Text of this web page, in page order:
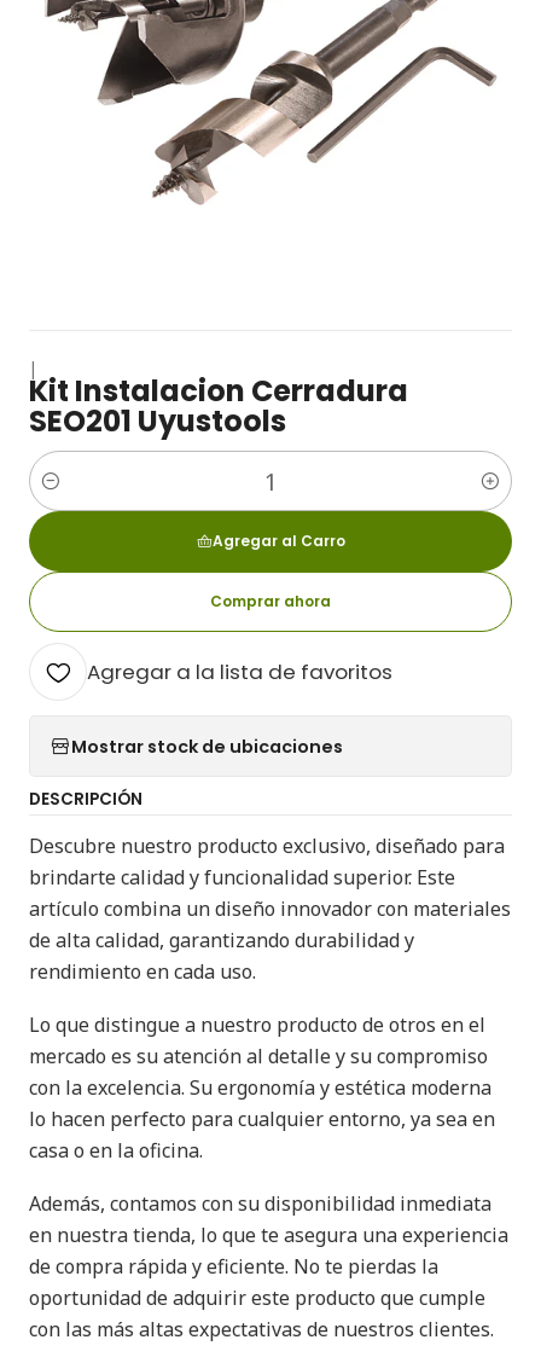
|
Kit Instalacion Cerradura
SEO201 Uyustools
Cantidad
Agregar al Carro
Comprar ahora
Agregar a la lista de favoritos
Mostrar stock de ubicaciones
DESCRIPCIÓN
Descubre nuestro producto exclusivo, diseñado para
brindarte calidad y funcionalidad superior. Este
artículo combina un diseño innovador con materiales
de alta calidad, garantizando durabilidad y
rendimiento en cada uso.
Lo que distingue a nuestro producto de otros en el
mercado es su atención al detalle y su compromiso
con la excelencia. Su ergonomía y estética moderna
lo hacen perfecto para cualquier entorno, ya sea en
casa o en la oficina.
Además, contamos con su disponibilidad inmediata
en nuestra tienda, lo que te asegura una experiencia
de compra rápida y eficiente. No te pierdas la
oportunidad de adquirir este producto que cumple
con las más altas expectativas de nuestros clientes.